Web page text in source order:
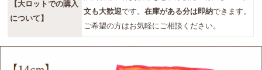
【大ロットでの購入
について】
文も大歓迎です。在庫がある分は即納できます。
ご希望の方はお気軽にご相談ください。